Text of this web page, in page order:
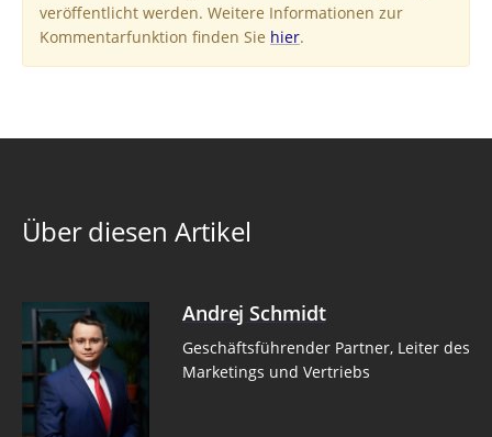
veröffentlicht werden. Weitere Informationen zur
Kommentarfunktion finden Sie hier.
Über diesen Artikel
Andrej Schmidt
Geschäftsführender Partner, Leiter des
Marketings und Vertriebs